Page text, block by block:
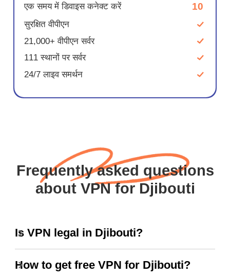
एक समय में डिवाइस कनेक्ट करें 10
सुरक्षित वीपीएन
21,000+ वीपीएन सर्वर
111 स्थानों पर सर्वर
24/7 लाइव समर्थन
Frequently asked questions
about VPN for Djibouti
Is VPN legal in Djibouti?
How to get free VPN for Djibouti?